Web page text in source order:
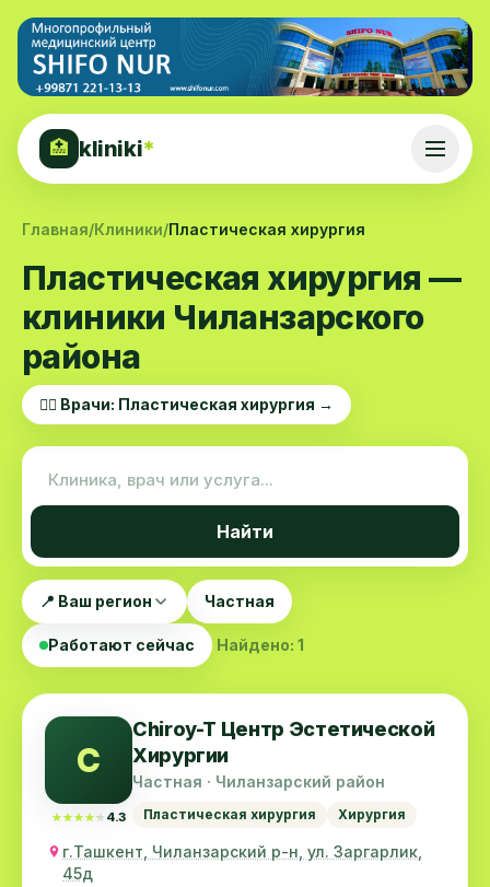
🏥 kliniki*
Главная/Клиники/Пластическая хирургия
Пластическая хирургия —
клиники Чиланзарского
района
👨‍⚕️ Врачи: Пластическая хирургия →
Найти
📍 Ваш регион Частная
Работают сейчас Найдено: 1
C
★★★★★
★★★★★ 4.3
Chiroy-T Центр Эстетической
Хирургии
Частная · Чиланзарский район
Пластическая хирургия Хирургия
г.Ташкент, Чиланзарский р-н, ул. Заргарлик,
45д